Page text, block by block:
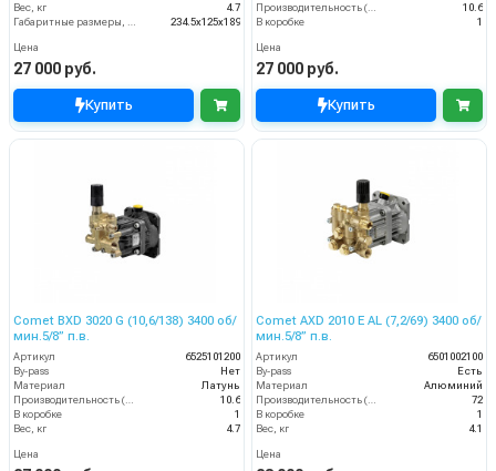
Вес, кг
4.7
234.5x125x189
Цена
27 000 руб.
Купить
10.6
В коробке
1
Цена
27 000 руб.
Купить
Comet BXD 3020 G (10,6/138) 3400 об/
мин.5/8” п.в.
Артикул
6525101200
By-pass
Нет
Материал
Латунь
Производительность (л/мин)
10.6
В коробке
1
Вес, кг
4.7
Цена
Comet AXD 2010 E AL (7,2/69) 3400 об/
мин.5/8” п.в.
Артикул
6501002100
By-pass
Есть
Материал
Алюминий
Производительность (л/мин)
72
В коробке
1
Вес, кг
4.1
Цена